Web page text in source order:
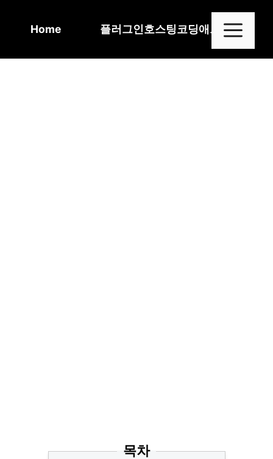
Home 플러그인호스팅코딩애드센스
목차